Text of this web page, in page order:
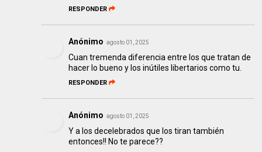
RESPONDER
Anónimo agosto 01, 2025
Cuan tremenda diferencia entre los que tratan de
hacer lo bueno y los inútiles libertarios como tu.
RESPONDER
Anónimo agosto 01, 2025
Y a los decelebrados que los tiran también
entonces!! No te parece??